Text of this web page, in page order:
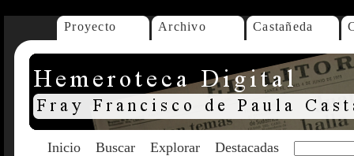
Proyecto Archivo Castañeda
Inicio Buscar Explorar Destacadas